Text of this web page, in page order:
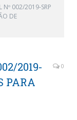
Nº 002/2019-SRP
DE
2019-
PARA
0